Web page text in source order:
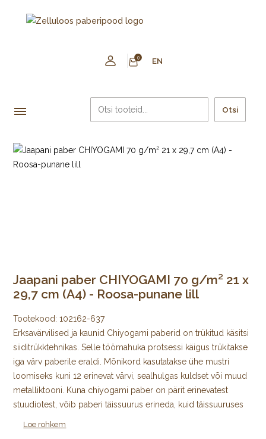
0 EN
Otsi
Jaapani paber CHIYOGAMI 70 g/m² 21 x
29,7 cm (A4) - Roosa-punane lill
Tootekood: 102162-637
Erksavärvilised ja kaunid Chiyogami paberid on trükitud käsitsi
siiditrükktehnikas. Selle töömahuka protsessi käigus trükitakse
iga värv paberile eraldi. Mõnikord kasutatakse ühe mustri
loomiseks kuni 12 erinevat värvi, sealhulgas kuldset või muud
metalliktooni. Kuna chiyogami paber on pärit erinevatest
stuudiotest, võib paberi täissuurus erineda, kuid täissuuruses
lehe mustriline ala on alati 64 × 98 cm, mida ümbritseb igast
Loe rohkem